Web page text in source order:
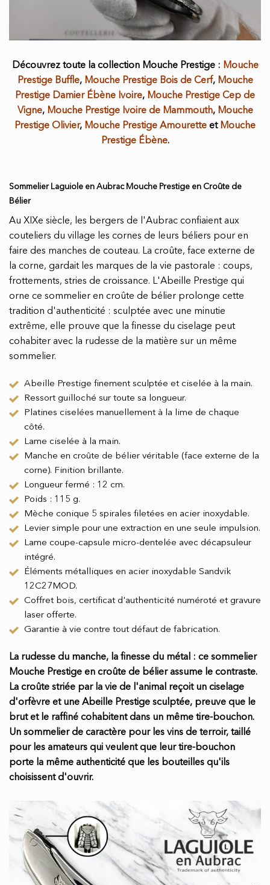
Sommelier Laguiole en Aubrac Mouche Prestige en Croûte de
Bélier
Au XIXe siècle, les bergers de l'Aubrac confiaient aux
couteliers du village les cornes de leurs béliers pour en
faire des manches de couteau. La croûte, face externe de
la corne, gardait les marques de la vie pastorale : coups,
frottements, stries de croissance. L'Abeille Prestige qui
orne ce sommelier en croûte de bélier prolonge cette
tradition d'authenticité : sculptée avec une minutie
extrême, elle prouve que la finesse du ciselage peut
cohabiter avec la rudesse de la matière sur un même
sommelier.
Abeille Prestige finement sculptée et ciselée à la main.
Ressort guilloché sur toute sa longueur.
Platines ciselées manuellement à la lime de chaque
côté.
Lame ciselée à la main.
Manche en croûte de bélier véritable (face externe de la
corne). Finition brillante.
Longueur fermé : 12 cm.
Poids : 115 g.
Mèche conique 5 spirales filetées en acier inoxydable.
Levier simple pour une extraction en une seule impulsion.
Lame coupe-capsule micro-dentelée avec décapsuleur
intégré.
Éléments métalliques en acier inoxydable Sandvik
12C27MOD.
Coffret bois, certificat d'authenticité numéroté et gravure
laser offerte.
Garantie à vie contre tout défaut de fabrication.
La rudesse du manche, la finesse du métal : ce sommelier
Mouche Prestige en croûte de bélier assume le contraste.
La croûte striée par la vie de l'animal reçoit un ciselage
d'orfèvre et une Abeille Prestige sculptée, preuve que le
brut et le raffiné cohabitent dans un même tire-bouchon.
Un sommelier de caractère pour les vins de terroir, taillé
pour les amateurs qui veulent que leur tire-bouchon
porte la même authenticité que les bouteilles qu'ils
choisissent d'ouvrir.
Découvrez toute la collection Mouche Prestige : Mouche
Prestige Buffle, Mouche Prestige Bois de Cerf, Mouche
Prestige Damier Ébène Ivoire, Mouche Prestige Cep de
Vigne, Mouche Prestige Ivoire de Mammouth, Mouche
Prestige Olivier, Mouche Prestige Amourette et Mouche
Prestige Ébène.